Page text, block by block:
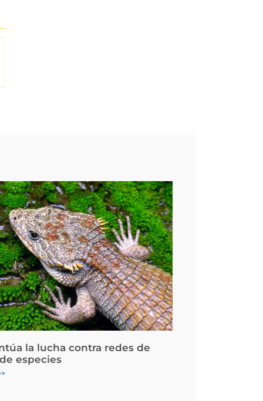
la lucha contra redes de
especies